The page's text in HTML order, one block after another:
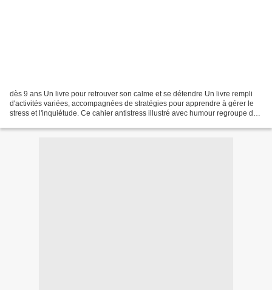
dès 9 ans Un livre pour retrouver son calme et se détendre Un livre rempli
d'activités variées, accompagnées de stratégies pour apprendre à gérer le
stress et l'inquiétude. Ce cahier antistress illustré avec humour regroupe des